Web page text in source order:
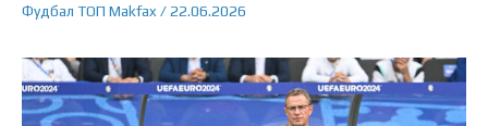
Фудбал ТОП Makfax /22.06.2026